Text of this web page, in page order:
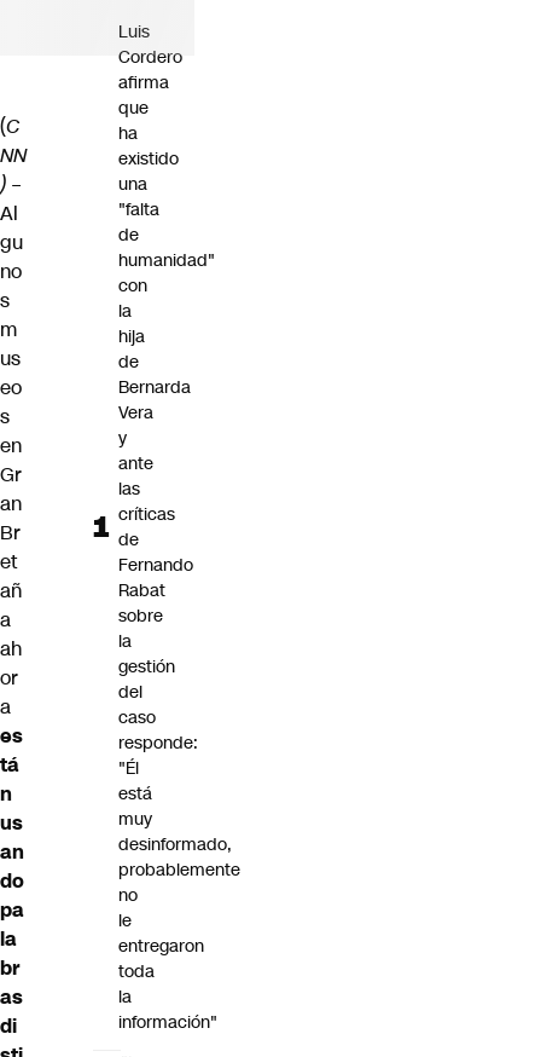
(C
NN
) –
Al
gu
no
s
m
us
eo
s
en
Gr
an
Br
et
añ
a
ah
or
a
es
tá
n
us
an
do
pa
la
br
as
di
Luis
Cordero
afirma
que
ha
existido
una
"falta
de
humanidad"
con
la
hija
de
Bernarda
Vera
y
ante
las
críticas
de
Fernando
Rabat
sobre
la
gestión
del
caso
responde:
"Él
está
muy
desinformado,
probablemente
no
le
entregaron
toda
la
información"